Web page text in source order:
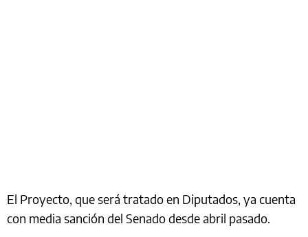
El Proyecto, que será tratado en Diputados, ya cuenta
con media sanción del Senado desde abril pasado.